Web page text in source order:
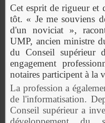
Cet esprit de rigueur et
tôt. « Je me souviens
d'un noviciat »,
UMP, ancien ministre
du Conseil supérieur
engagement
notaires participent à la
La profession a
de l'informatisation.
Conseil supérieur a